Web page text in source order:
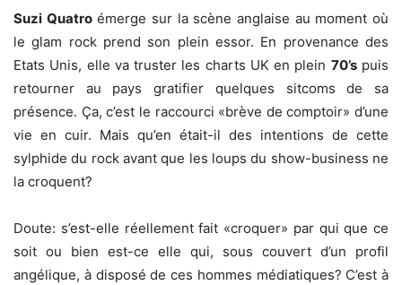
Suzi Quatroémerge sur la scène anglaise au moment où
le glam rock prend son plein essor. En provenance des
Etats Unis, elle va truster les charts UK en plein 70’spuis
retourner au pays gratifier quelques sitcoms de sa
présence. Ça, c’est le raccourci «brève de comptoir» d’une
vie en cuir. Mais qu’en était-il des intentions de cette
sylphide du rock avant que les loups du show-business ne
la croquent?
Doute: s’est-elle réellement fait «croquer» par qui que ce
soit ou bien est-ce elle qui, sous couvert d’un profil
angélique, à disposé de ces hommes médiatiques? C’est à